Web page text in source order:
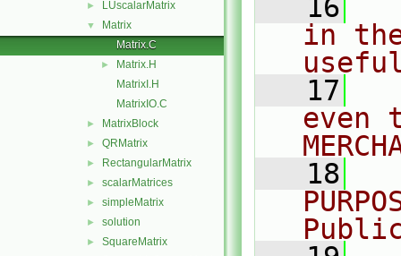
► LUscalarMatrix
▼
Matrix
Matrix.C
►
Matrix.H
MatrixI.H
MatrixIO.C
► MatrixBlock
► QRMatrix
► RectangularMatrix
► scalarMatrices
► simpleMatrix
► solution
► SquareMatrix
   16
in
   17
even
   18